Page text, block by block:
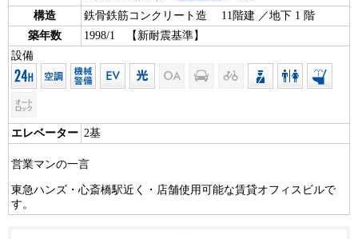
構造
鉄骨鉄筋コンクリート造 11階建 ／地下 1 階
築年数
1998/1 【新耐震基準】
設備
エレベーター 2基
営業マンの一言
東急ハンズ・心斎橋駅近く・店舗使用可能な賃貸オフィスビルで
す。